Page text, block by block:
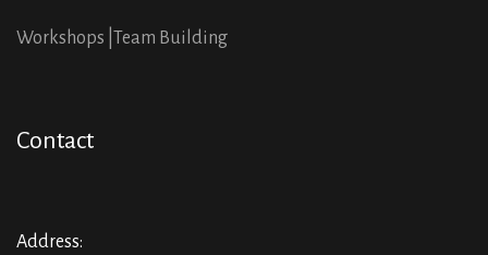
Workshops | Team Building
Contact
Address: